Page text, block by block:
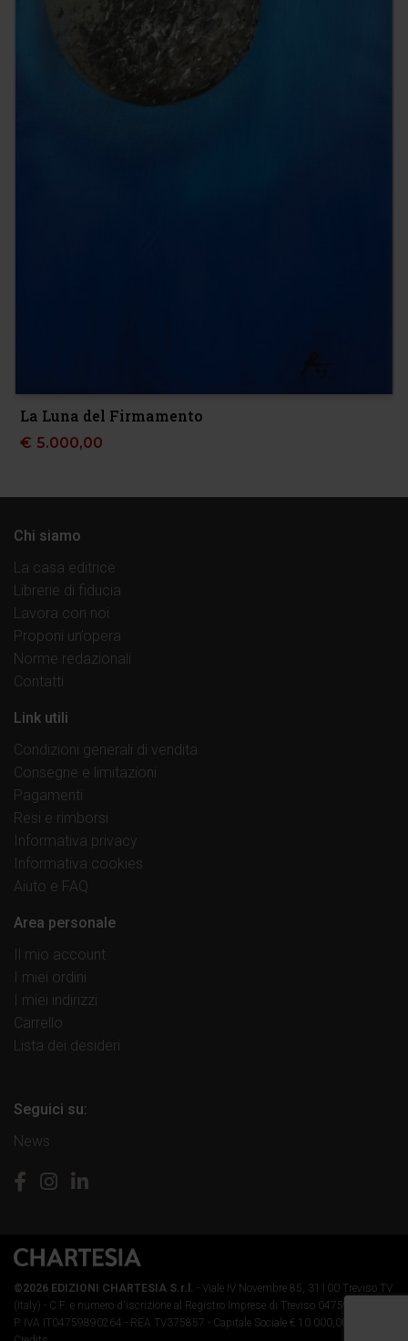
La Luna del Firmamento
€ 5.000,00
Chi siamo
La casa editrice
Librerie di fiducia
Lavora con noi
Proponi un’opera
Norme redazionali
Contatti
Link utili
Condizioni generali di vendita
Consegne e limitazioni
Pagamenti
Resi e rimborsi
Informativa privacy
Informativa cookies
Aiuto e FAQ
Area personale
Il mio account
I miei ordini
I miei indirizzi
Carrello
Lista dei desideri
Seguici su:
News
©2026 EDIZIONI CHARTESIA S.r.l. - Viale IV Novembre 85, 31100 Treviso TV
(Italy) - C.F. e numero d'iscrizione al Registro Imprese di Treviso 04759890264 -
P. IVA IT04759890264 - REA TV375857 - Capitale Sociale € 10.000,00 i.v.